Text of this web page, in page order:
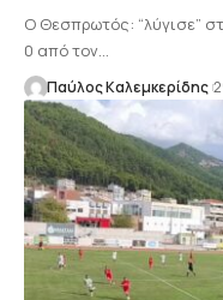
Ο Θεσπρωτός: “λύγισε”
0 από τον…
Παύλος Καλεμκερίδης